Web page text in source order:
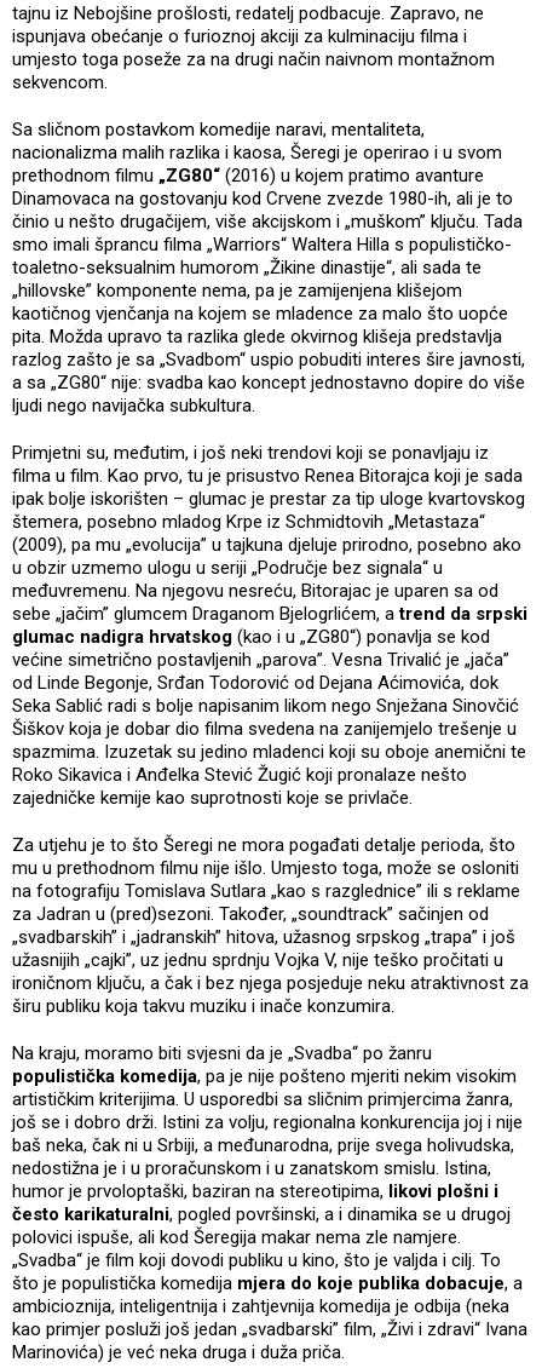
tajnu iz Nebojšine prošlosti, redatelj podbacuje. Zapravo, ne
ispunjava obećanje o furioznoj akciji za kulminaciju filma i
umjesto toga poseže za na drugi način naivnom montažnom
sekvencom.
Sa sličnom postavkom komedije naravi, mentaliteta,
nacionalizma malih razlika i kaosa, Šeregi je operirao i u svom
prethodnom filmu „ZG80“ (2016) u kojem pratimo avanture
Dinamovaca na gostovanju kod Crvene zvezde 1980-ih, ali je to
činio u nešto drugačijem, više akcijskom i „muškom” ključu. Tada
smo imali šprancu filma „Warriors“ Waltera Hilla s populističko-
toaletno-seksualnim humorom „Žikine dinastije“, ali sada te
„hillovske” komponente nema, pa je zamijenjena klišejom
kaotičnog vjenčanja na kojem se mladence za malo što uopće
pita. Možda upravo ta razlika glede okvirnog klišeja predstavlja
razlog zašto je sa „Svadbom“ uspio pobuditi interes šire javnosti,
a sa „ZG80“ nije: svadba kao koncept jednostavno dopire do više
ljudi nego navijačka subkultura.
Primjetni su, međutim, i još neki trendovi koji se ponavljaju iz
filma u film. Kao prvo, tu je prisustvo Renea Bitorajca koji je sada
ipak bolje iskorišten – glumac je prestar za tip uloge kvartovskog
štemera, posebno mladog Krpe iz Schmidtovih „Metastaza“
(2009), pa mu „evolucija” u tajkuna djeluje prirodno, posebno ako
u obzir uzmemo ulogu u seriji „Područje bez signala“ u
međuvremenu. Na njegovu nesreću, Bitorajac je uparen sa od
sebe „jačim” glumcem Draganom Bjelogrlićem, atrend da srpski
glumac nadigra hrvatskog (kao i u „ZG80“) ponavlja se kod
većine simetrično postavljenih „parova”. Vesna Trivalić je „jača”
od Linde Begonje, Srđan Todorović od Dejana Aćimovića, dok
Seka Sablić radi s bolje napisanim likom nego Snježana Sinovčić
Šiškov koja je dobar dio filma svedena na zanijemjelo trešenje u
spazmima. Izuzetak su jedino mladenci koji su oboje anemični te
Roko Sikavica i Anđelka Stević Žugić koji pronalaze nešto
zajedničke kemije kao suprotnosti koje se privlače.
Za utjehu je to što Šeregi ne mora pogađati detalje perioda, što
mu u prethodnom filmu nije išlo. Umjesto toga, može se osloniti
na fotografiju Tomislava Sutlara „kao s razglednice” ili s reklame
za Jadran u (pred)sezoni. Također, „soundtrack” sačinjen od
„svadbarskih” i „jadranskih” hitova, užasnog srpskog „trapa” i još
užasnijih „cajki”, uz jednu sprdnju Vojka V, nije teško pročitati u
ironičnom ključu, a čak i bez njega posjeduje neku atraktivnost za
širu publiku koja takvu muziku i inače konzumira.
Na kraju, moramo biti svjesni da je „Svadba“ po žanru
populistička komedija, pa je nije pošteno mjeriti nekim visokim
artističkim kriterijima. U usporedbi sa sličnim primjercima žanra,
još se i dobro drži. Istini za volju, regionalna konkurencija joj i nije
baš neka, čak ni u Srbiji, a međunarodna, prije svega holivudska,
nedostižna je i u proračunskom i u zanatskom smislu. Istina,
humor je prvoloptaški, baziran na stereotipima, likovi plošni i
često karikaturalni, pogled površinski, a i dinamika se u drugoj
polovici ispuše, ali kod Šeregija makar nema zle namjere.
„Svadba“ je film koji dovodi publiku u kino, što je valjda i cilj. To
što je populistička komedija mjera do koje publika dobacuje, a
ambicioznija, inteligentnija i zahtjevnija komedija je odbija (neka
kao primjer posluži još jedan „svadbarski” film, „Živi i zdravi“ Ivana
Marinovića) je već neka druga i duža priča.